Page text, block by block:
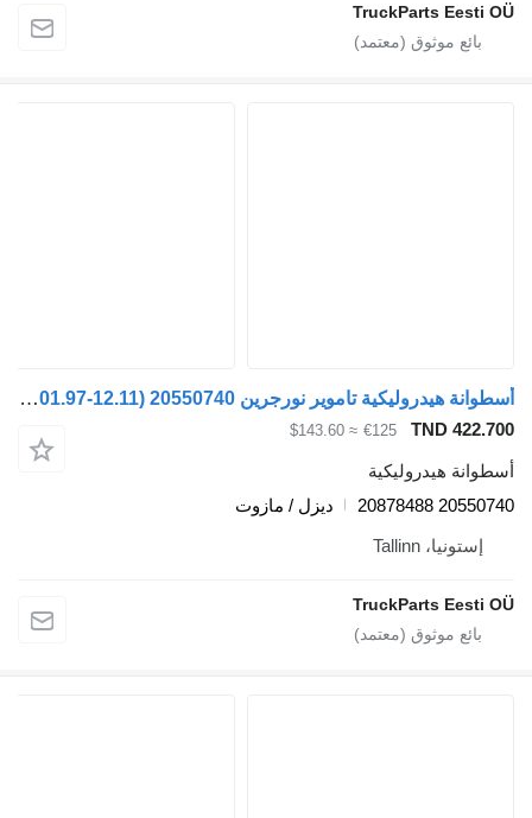
TruckParts Eesti
أسطوانة هيدروليكية تاموير نورجرين b12b (01.97-12.11) 20550740 لـ الباصات Volvo B6, B7, B9, B10, B12 bus (1978-2011)
TND
€125
≈ $143.60
هيدروليكية
20550740
ديزل / مازوت
إستونيا، Tallinn
TruckParts Eesti